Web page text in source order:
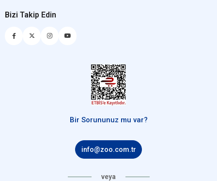
Bizi Takip Edin
Bir Sorununuz mu var?
info@zoo.com.tr
veya